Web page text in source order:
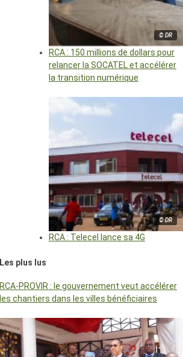
© DR
RCA : 150 millions de dollars pour
relancer la SOCATEL et accélérer
la transition numérique
© DR
RCA : Telecel lance sa 4G
Les plus lus
RCA-PROVIR : le gouvernement veut accélérer
les chantiers dans les villes bénéficiaires